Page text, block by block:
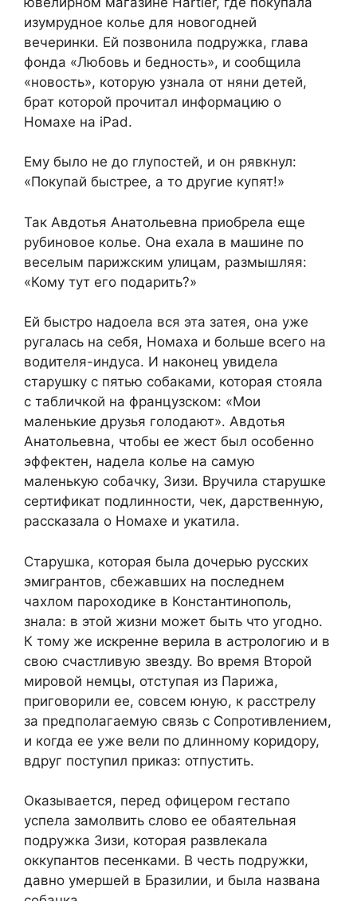
изумрудное колье для новогодней
вечеринки. Ей позвонила подружка, глава
фонда «Любовь и бедность», и сообщила
«новость», которую узнала от няни детей,
брат которой прочитал информацию о
Номахе на iPad.
Ему было не до глупостей, и он рявкнул:
«Покупай быстрее, а то другие купят!»
Так Авдотья Анатольевна приобрела еще
рубиновое колье. Она ехала в машине по
веселым парижским улицам, размышляя:
«Кому тут его подарить?»
Ей быстро надоела вся эта затея, она уже
ругалась на себя, Номаха и больше всего на
водителя-индуса. И наконец увидела
старушку с пятью собаками, которая стояла
с табличкой на французском: «Мои
маленькие друзья голодают». Авдотья
Анатольевна, чтобы ее жест был особенно
эффектен, надела колье на самую
маленькую собачку, Зизи. Вручила старушке
сертификат подлинности, чек, дарственную,
рассказала о Номахе и укатила.
Старушка, которая была дочерью русских
эмигрантов, сбежавших на последнем
чахлом пароходике в Константинополь,
знала: в этой жизни может быть что угодно.
К тому же искренне верила в астрологию и в
свою счастливую звезду. Во время Второй
мировой немцы, отступая из Парижа,
приговорили ее, совсем юную, к расстрелу
за предполагаемую связь с Сопротивлением,
и когда ее уже вели по длинному коридору,
вдруг поступил приказ: отпустить.
Оказывается, перед офицером гестапо
успела замолвить слово ее обаятельная
подружка Зизи, которая развлекала
оккупантов песенками. В честь подружки,
давно умершей в Бразилии, и была названа